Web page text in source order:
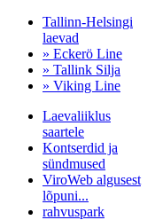
Tallinn-Helsingi
laevad
» Eckerö Line
» Tallink Silja
» Viking Line
Laevaliiklus
saartele
Kontserdid ja
sündmused
ViroWeb algusest
lõpuni...
rahvuspark